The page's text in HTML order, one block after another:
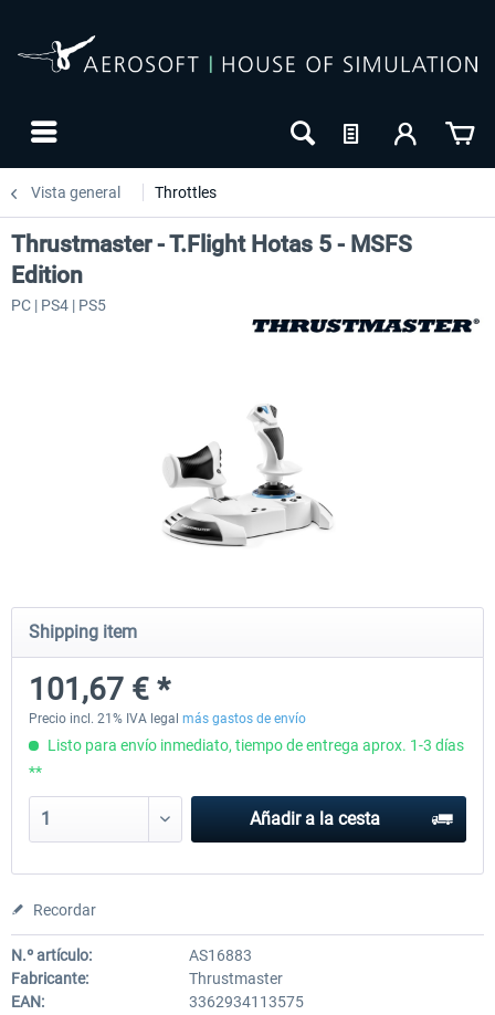
Vista general Throttles
Thrustmaster - T.Flight Hotas 5 - MSFS
Edition
PC | PS4 | PS5
Shipping item
101,67 € *
Precio incl. 21% IVA legal más gastos de envío
Listo para envío inmediato, tiempo de entrega aprox. 1-3 días
**
Añadir a la cesta
Recordar
N.º artículo:
AS16883
Fabricante:
Thrustmaster
EAN:
3362934113575